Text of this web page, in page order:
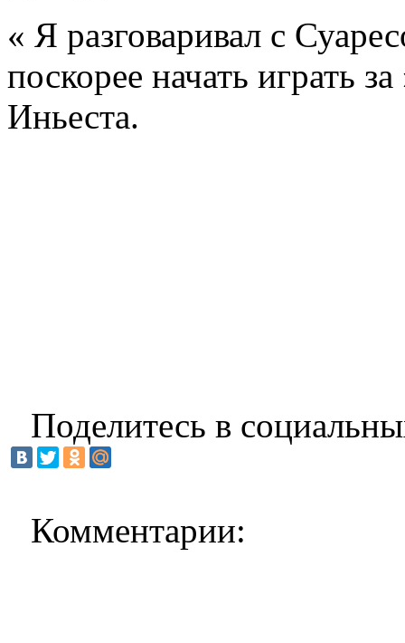
« Я разговаривал с
поскорее начать играть
Иньеста.
Поделитесь в
Комментарии: